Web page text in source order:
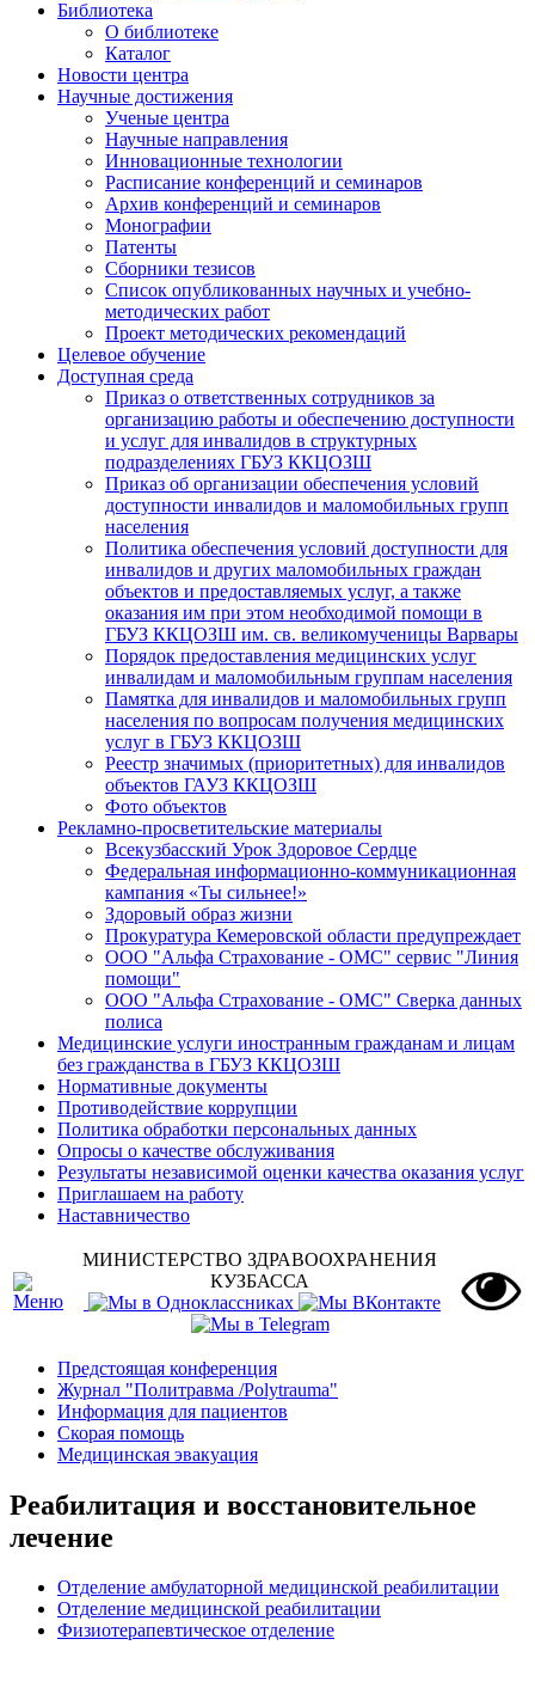
Библиотека
О библиотеке
Каталог
Новости центра
Научные достижения
Ученые центра
Научные направления
Инновационные технологии
Расписание конференций и семинаров
Архив конференций и семинаров
Монографии
Патенты
Сборники тезисов
Список опубликованных научных и учебно-
методических работ
Проект методических рекомендаций
Целевое обучение
Доступная среда
Приказ о ответственных сотрудников за
организацию работы и обеспечению доступности
и услуг для инвалидов в структурных
подразделениях ГБУЗ ККЦОЗШ
Приказ об организации обеспечения условий
доступности инвалидов и маломобильных групп
населения
Политика обеспечения условий доступности для
инвалидов и других маломобильных граждан
объектов и предоставляемых услуг, а также
оказания им при этом необходимой помощи в
ГБУЗ ККЦОЗШ им. св. великомученицы Варвары
Порядок предоставления медицинских услуг
инвалидам и маломобильным группам населения
Памятка для инвалидов и маломобильных групп
населения по вопросам получения медицинских
услуг в ГБУЗ ККЦОЗШ
Реестр значимых (приоритетных) для инвалидов
объектов ГАУЗ ККЦОЗШ
Фото объектов
Рекламно-просветительские материалы
Всекузбасский Урок Здоровое Сердце
Федеральная информационно-коммуникационная
кампания «Ты сильнее!»
Здоровый образ жизни
Прокуратура Кемеровской области предупреждает
ООО "Альфа Страхование - ОМС" сервис "Линия
помощи"
ООО "Альфа Страхование - ОМС" Сверка данных
полиса
Медицинские услуги иностранным гражданам и лицам
без гражданства в ГБУЗ ККЦОЗШ
Нормативные документы
Противодействие коррупции
Политика обработки персональных данных
Опросы о качестве обслуживания
Результаты независимой оценки качества оказания услуг
Приглашаем на работу
Наставничество
МИНИСТЕРСТВО ЗДРАВООХРАНЕНИЯ
КУЗБАССА
Предстоящая конференция
Журнал "Политравма /Polytrauma"
Информация для пациентов
Скорая помощь
Медицинская эвакуация
Реабилитация и восстановительное
лечение
Отделение амбулаторной медицинской реабилитации
Отделение медицинской реабилитации
Физиотерапевтическое отделение